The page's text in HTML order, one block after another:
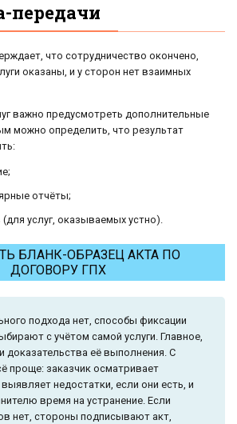
передачи
что сотрудничество окончено,
оказаны, и у сторон нет взаимных
важно предусмотреть дополнительные
можно определить, что результат
отчёты;
услуг, оказываемых устно).
БЛАНК-ОБРАЗЕЦ АКТА ПО
ДОГОВОРУ ГПХ
подхода нет, способы фиксации
с учётом самой услуги. Главное,
доказательства её выполнения. С
проще: заказчик осматривает
недостатки, если они есть, и
время на устранение. Если
нет, стороны подписывают акт,